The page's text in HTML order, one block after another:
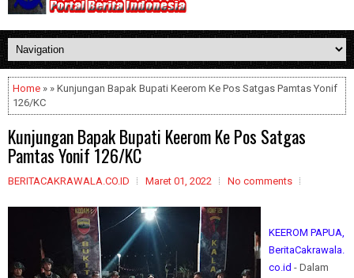
Home » » Kunjungan Bapak Bupati Keerom Ke Pos Satgas Pamtas Yonif
126/KC
Kunjungan Bapak Bupati Keerom Ke Pos Satgas
Pamtas Yonif 126/KC
BERITACAKRAWALA.CO.ID Maret 01, 2022 No comments
KEEROM PAPUA,
BeritaCakrawala.
co.id - Dalam